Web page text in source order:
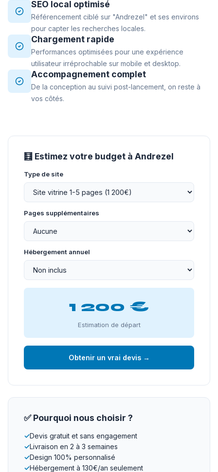
SEO local optimisé
Référencement ciblé sur "Andrezel" et ses environs
pour capter les recherches locales.
Chargement rapide
Performances optimisées pour une expérience
utilisateur irréprochable sur mobile et desktop.
Accompagnement complet
De la conception au suivi post-lancement, on reste à
vos côtés.
🧮 Estimez votre budget à Andrezel
Type de site
Pages supplémentaires
Hébergement annuel
1 200 €
Estimation de départ
Obtenir un vrai devis →
✅ Pourquoi nous choisir ?
✓Devis gratuit et sans engagement
✓Livraison en 2 à 3 semaines
✓Design 100% personnalisé
✓Hébergement à 130€/an seulement